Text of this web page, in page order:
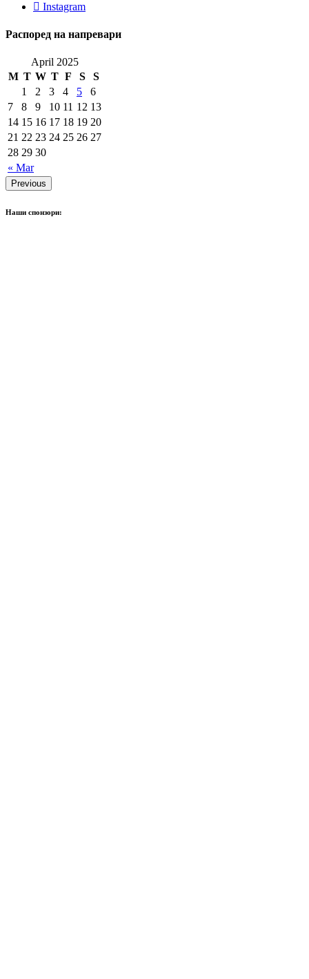
Instagram
Распоред на напревари
April 2025
M T W T F S S
« Mar
1 2 3 4 5
6
7
8 9 10 11 12 13
14 15 16 17 18 19 20
21 22 23 24 25 26 27
28 29 30
Previous
Наши спонзори: